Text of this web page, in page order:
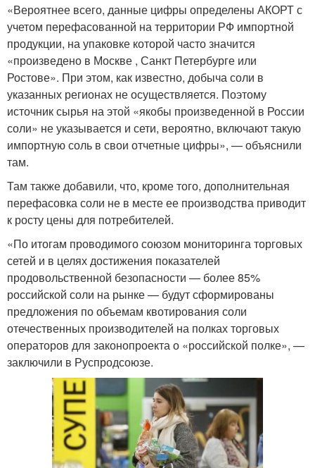
«Вероятнее всего, данные цифры определены АКОРТ с
учетом перефасованной на территории РФ импортной
продукции, на упаковке которой часто значится
«произведено в Москве , Санкт Петербурге или
Ростове». При этом, как известно, добыча соли в
указанных регионах не осуществляется. Поэтому
источник сырья на этой «якобы произведенной в России
соли» не указывается и сети, вероятно, включают такую
импортную соль в свои отчетные цифры», — объяснили
там.
Там также добавили, что, кроме того, дополнительная
перефасовка соли не в месте ее производства приводит
к росту цены для потребителей.
«По итогам проводимого союзом мониторинга торговых
сетей и в целях достижения показателей
продовольственной безопасности — более 85%
российской соли на рынке — будут сформированы
предложения по объемам квотирования соли
отечественных производителей на полках торговых
операторов для законопроекта о «российской полке», —
заключили в Руспродсоюзе.